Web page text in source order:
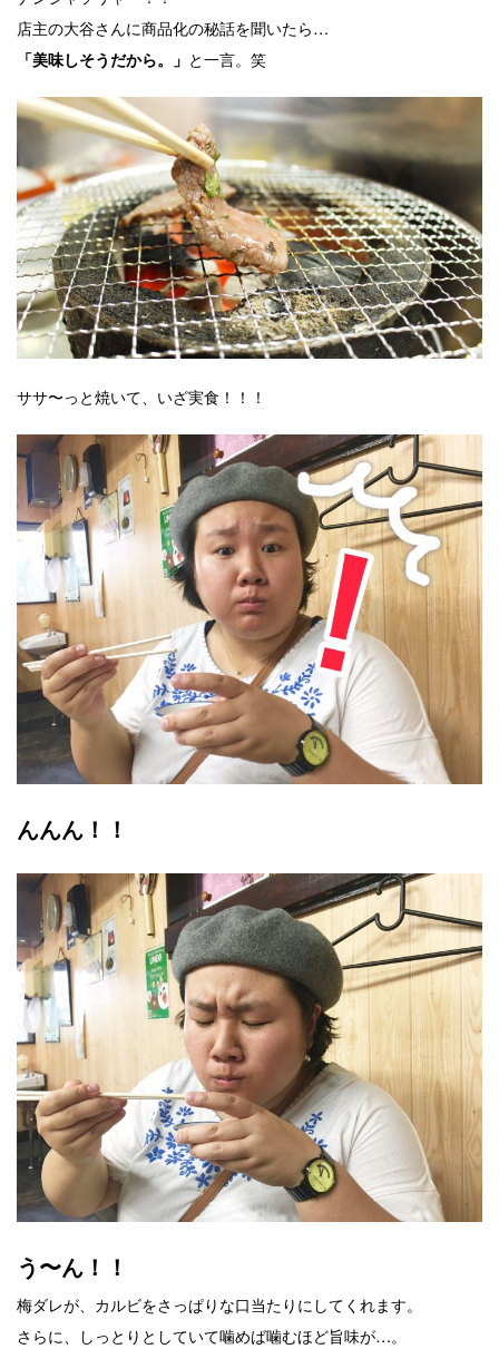
店主の大谷さんに商品化の秘話を聞いたら…
「美味しそうだから。」 と一言。笑
ササ〜っと焼いて、いざ実食！！！
んんん！！
う〜ん！！
梅ダレが、カルビをさっぱりな口当たりにしてくれます。
さらに、しっとりとしていて噛めば噛むほど旨味が…。